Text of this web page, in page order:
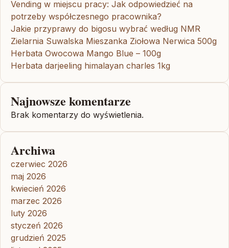
Vending w miejscu pracy: Jak odpowiedzieć na
potrzeby współczesnego pracownika?
Jakie przyprawy do bigosu wybrać według NMR
Zielarnia Suwalska Mieszanka Ziołowa Nerwica 500g
Herbata Owocowa Mango Blue – 100g
Herbata darjeeling himalayan charles 1kg
Najnowsze komentarze
Brak komentarzy do wyświetlenia.
Archiwa
czerwiec 2026
maj 2026
kwiecień 2026
marzec 2026
luty 2026
styczeń 2026
grudzień 2025